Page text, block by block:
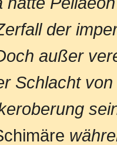
der
außer
Schlacht